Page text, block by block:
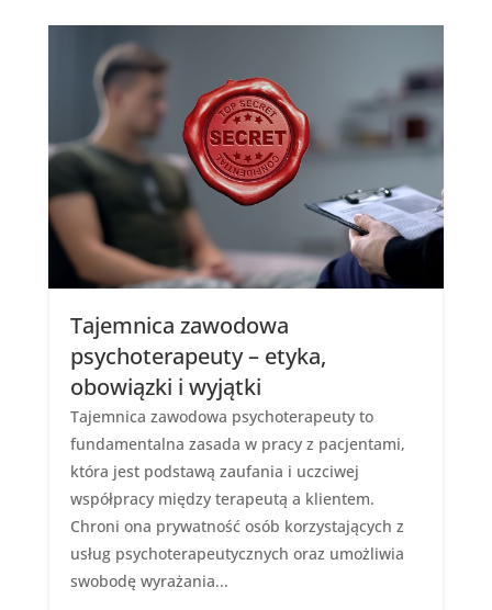
Tajemnica zawodowa
psychoterapeuty – etyka,
obowiązki i wyjątki
Tajemnica zawodowa psychoterapeuty to
fundamentalna zasada w pracy z pacjentami,
która jest podstawą zaufania i uczciwej
współpracy między terapeutą a klientem.
Chroni ona prywatność osób korzystających z
usług psychoterapeutycznych oraz umożliwia
swobodę wyrażania...